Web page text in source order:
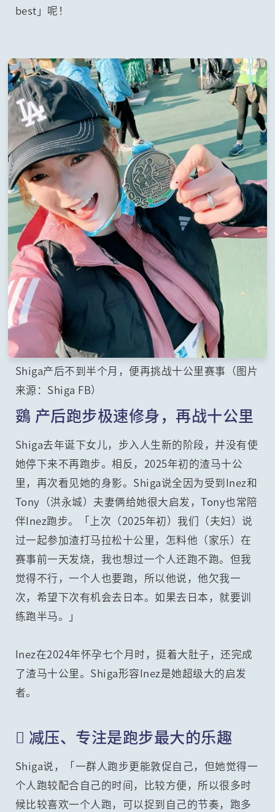
best」呢！
Shiga产后不到半个月，便再挑战十公里赛事（图片
来源：Shiga FB）
鵎 产后跑步极速修身，再战十公里
Shiga去年诞下女儿，步入人生新的阶段，并没有使
她停下来不再跑步。相反，2025年初的渣马十公
里，再次看见她的身影。Shiga说全因为受到Inez和
Tony（洪永城）夫妻俩给她很大启发，Tony也常陪
伴Inez跑步。「上次（2025年初）我们（夫妇）说
过一起参加渣打马拉松十公里，怎料他（家乐）在
赛事前一天发烧，我也想过一个人还跑不跑。但我
觉得不行，一个人也要跑，所以他说，他欠我一
次，希望下次有机会去日本。如果去日本，就要训
练跑半马。」
Inez在2024年怀孕七个月时，挺着大肚子，还完成
了渣马十公里。Shiga形容Inez是她超级大的启发
者。
 减压、专注是跑步最大的乐趣
Shiga说，「一群人跑步更能敦促自己，但她觉得一
个人跑较配合自己的时间，比较方便，所以很多时
候比较喜欢一个人跑，可以捉到自己的节奏，跑多